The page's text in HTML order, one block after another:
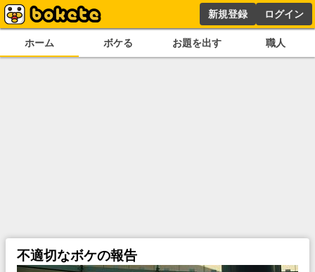
新規登録 ログイン
ホーム ボケる お題を出す 職人
不適切なボケの報告